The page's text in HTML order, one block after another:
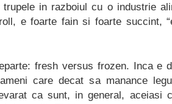
in razboiul cu o industrie
e foarte fain si foarte succint,
fresh versus frozen. Inca e
care decat sa manance
ca sunt, in general, aceiasi